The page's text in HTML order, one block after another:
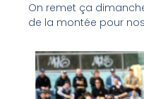
On remet ça
de la montée pour